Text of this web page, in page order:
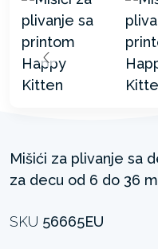
Mišići za plivanje sa
za decu od 6 do 36
SKU 56665EU